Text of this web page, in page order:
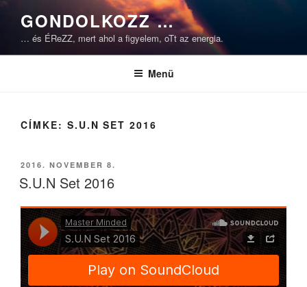
Tartalomhoz
GONDOLKOZZ …
… és ÉReZZ, mert ahol a figyelem, oTt az energia.
Menü
CÍMKE: S.U.N SET 2016
BEKÜLDVE:
2016. NOVEMBER 8.
S.U.N Set 2016